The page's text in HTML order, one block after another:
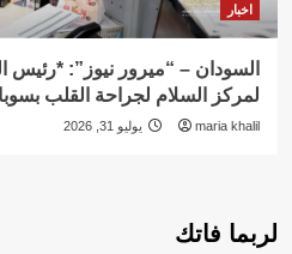
اخبار
السودان – “ميرور نيوز”: *رئيس
لمركز السلام لجراحة القلب
maria khalil يوليو 31, 2026
لربما فاتك